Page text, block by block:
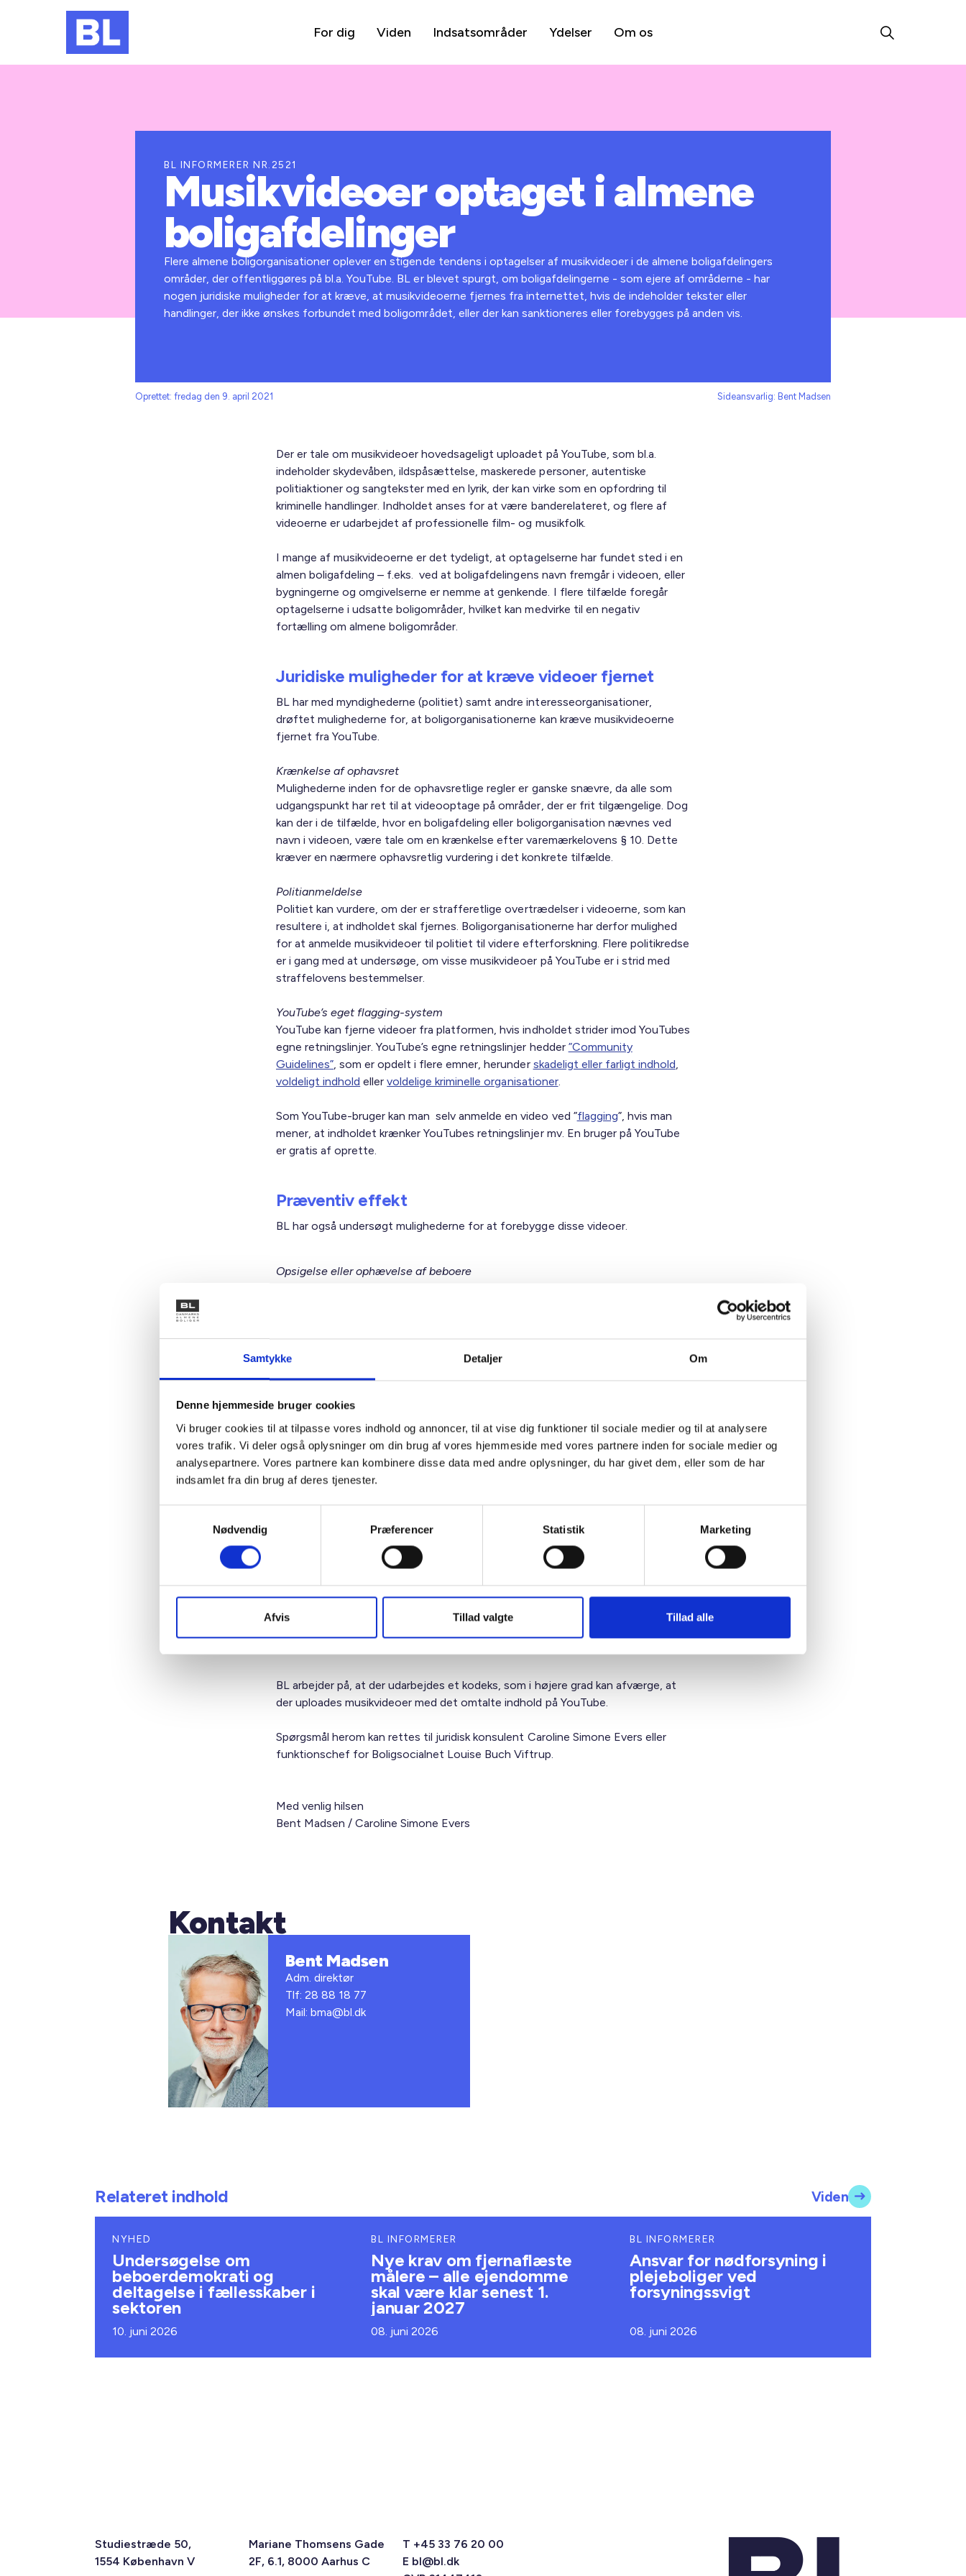
Samtykke Detaljer Om
Denne hjemmeside bruger cookies
Vi bruger cookies til at tilpasse vores indhold og annoncer, til at vise dig funktioner til sociale medier og til at analysere
vores trafik. Vi deler også oplysninger om din brug af vores hjemmeside med vores partnere inden for sociale medier og
analysepartnere. Vores partnere kan kombinere disse data med andre oplysninger, du har givet dem, eller som de har
indsamlet fra din brug af deres tjenester.
Nødvendig
Præferencer Statistik Marketing
Afvis Tillad valgte Tillad alle
For dig Viden Indsatsområder Ydelser Om os
BL INFORMERER NR.2521
Musikvideoer optaget i almene
boligafdelinger
Flere almene boligorganisationer oplever en stigende tendens i optagelser af musikvideoer i de almene boligafdelingers
områder, der offentliggøres på bl.a. YouTube. BL er blevet spurgt, om boligafdelingerne - som ejere af områderne - har
nogen juridiske muligheder for at kræve, at musikvideoerne fjernes fra internettet, hvis de indeholder tekster eller
handlinger, der ikke ønskes forbundet med boligområdet, eller der kan sanktioneres eller forebygges på anden vis.
Oprettet: fredag den 9. april 2021 Sideansvarlig: Bent Madsen
Der er tale om musikvideoer hovedsageligt uploadet på YouTube, som bl.a.
indeholder skydevåben, ildspåsættelse, maskerede personer, autentiske
politiaktioner og sangtekster med en lyrik, der kan virke som en opfordring til
kriminelle handlinger. Indholdet anses for at være banderelateret, og flere af
videoerne er udarbejdet af professionelle film- og musikfolk.
I mange af musikvideoerne er det tydeligt, at optagelserne har fundet sted i en
almen boligafdeling – f.eks. ved at boligafdelingens navn fremgår i videoen, eller
bygningerne og omgivelserne er nemme at genkende. I flere tilfælde foregår
optagelserne i udsatte boligområder, hvilket kan medvirke til en negativ
fortælling om almene boligområder.
Juridiske muligheder for at kræve videoer fjernet
BL har med myndighederne (politiet) samt andre interesseorganisationer,
drøftet mulighederne for, at boligorganisationerne kan kræve musikvideoerne
fjernet fra YouTube.
Krænkelse af ophavsret
Mulighederne inden for de ophavsretlige regler er ganske snævre, da alle som
udgangspunkt har ret til at videooptage på områder, der er frit tilgængelige. Dog
kan der i de tilfælde, hvor en boligafdeling eller boligorganisation nævnes ved
navn i videoen, være tale om en krænkelse efter varemærkelovens § 10. Dette
kræver en nærmere ophavsretlig vurdering i det konkrete tilfælde.
Politianmeldelse
Politiet kan vurdere, om der er strafferetlige overtrædelser i videoerne, som kan
resultere i, at indholdet skal fjernes. Boligorganisationerne har derfor mulighed
for at anmelde musikvideoer til politiet til videre efterforskning. Flere politikredse
er i gang med at undersøge, om visse musikvideoer på YouTube er i strid med
straffelovens bestemmelser.
YouTube’s eget flagging-system
YouTube kan fjerne videoer fra platformen, hvis indholdet strider imod YouTubes
egne retningslinjer. YouTube’s egne retningslinjer hedder ”Community
Guidelines”, som er opdelt i flere emner, herunder skadeligt eller farligt indhold,
voldeligt indhold ellervoldelige kriminelle organisationer.
Som YouTube-bruger kan man selv anmelde en video ved ”flagging”, hvis man
mener, at indholdet krænker YouTubes retningslinjer mv. En bruger på YouTube
er gratis af oprette.
Præventiv effekt
BL har også undersøgt mulighederne for at forebygge disse videoer.
Opsigelse eller ophævelse af beboere
forebyggende virkning i forhold til beboernes optræden i videoerne.
Det kræver en konkret vurdering af den enkelte video og en identifikation af de
I de videoer, der allerede eksisterer, er det ofte svært at identificere de
medvirkende, og en opsigelse eller ophævelse af lejemål ligger således ikke lige
for som en mulig løsning.
udarbejde et kodeks. Kodeksets formål skal være at regulere reglerne for, hvad
musikvideoer ikke må indeholde, når de optages på et område, som en almen
boligorganisation ejer.
Et sådant kodeks er ikke forbundet med juridiske sanktioner, hvis det ikke
respekteres – dog har et kodeks en etisk effekt på dem, som det vedrører. Det
vil således ikke være velanset og vil give et dårligt renommé, hvis et
branchekodeks ikke efterleves.
BL arbejder på, at der udarbejdes et kodeks, som i højere grad kan afværge, at
der uploades musikvideoer med det omtalte indhold på YouTube.
Spørgsmål herom kan rettes til juridisk konsulent Caroline Simone Evers eller
funktionschef for Boligsocialnet Louise Buch Viftrup.
Med venlig hilsen
Bent Madsen / Caroline Simone Evers
Kontakt
Bent Madsen
Adm. direktør
Tlf: 28 88 18 77
Mail: bma@bl.dk
Relateret indhold Viden
NYHED
Undersøgelse om
beboerdemokrati og
deltagelse i fællesskaber i
sektoren
10. juni 2026
BL INFORMERER
Nye krav om fjernaflæste
målere – alle ejendomme
skal være klar senest 1.
januar 2027
08. juni 2026
BL INFORMERER
Ansvar for nødforsyning i
plejeboliger ved
forsyningssvigt
08. juni 2026
Studiestræde 50,
1554 København V
Mariane Thomsens Gade
2F, 6.1, 8000 Aarhus C
T +45 33 76 20 00
E bl@bl.dk